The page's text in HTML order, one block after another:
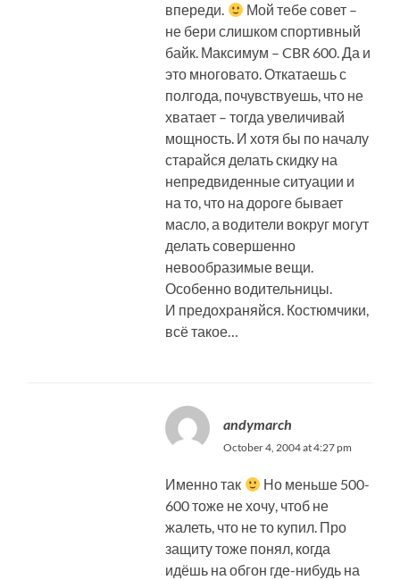
впереди.
Мой тебе совет –
не бери слишком спортивный
байк. Максимум – CBR 600. Да и
это многовато. Откатаешь с
полгода, почувствуешь, что не
хватает – тогда увеличивай
мощность. И хотя бы по началу
старайся делать скидку на
непредвиденные ситуации и
на то, что на дороге бывает
масло, а водители вокруг могут
делать совершенно
невообразимые вещи.
Особенно водительницы.
И предохраняйся. Костюмчики,
всё такое…
andymarch
October 4, 2004 at 4:27 pm
Именно так
Но меньше 500-
600 тоже не хочу, чтоб не
жалеть, что не то купил. Про
защиту тоже понял, когда
идёшь на обгон где-нибудь на